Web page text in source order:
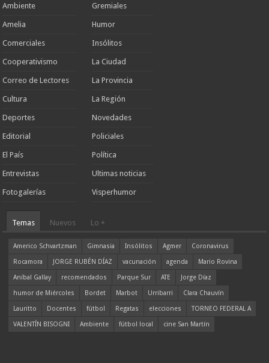
Ambiente
Amelia
Comerciales
Cooperativismo
Correo de Lectores
Cultura
Deportes
Editorial
El País
Entrevistas
Fotogalerías
Gremiales
Humor
Insólitos
La Ciudad
La Provincia
La Región
Novedades
Policiales
Política
Ultimas noticias
Visperhumor
Temas Nuevos Lo +
Americo Schvartzman Gimnasia Insólitos Agmer
Coronavirus
Rocamora
JORGE RUBÉN DÍAZ vacunación agenda
Mario Rovina
Aníbal Gallay
recomendados Parque Sur ATE
Jorge Díaz
humor de Miércoles
Bordet Marbot Urribarri
Clara Chauvín
Lauritto
Docentes fútbol Regatas elecciones
TORNEO FEDERAL A
VALENTÍN BISOGNI
Ambiente fútbol local cine San Martín